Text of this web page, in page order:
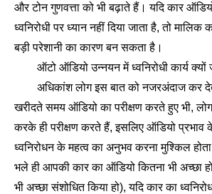
और टोन गुणवत्ता को भी बढ़ाते हैं। यदि कार
ध्वनिरोधी पर ध्यान नहीं दिया जाता है, तो
बड़ी परेशानी का कारण बन सकता है।
ऑटो ऑडियो उन्नयन में ध्वनिरोधी कार्य क्यों
अधिकांश लोग इस बात को नजरअंदाज कर
खरीदते समय ऑडियो का परीक्षण करते हुए भी,
करके ही परीक्षण करते हैं, इसलिए ऑडियो प्रभाव
ध्वनिरोधन के महत्व का अनुभव करना मुश्किल
भले ही आपकी कार का ऑडियो कितना भी अच्छा
भी अच्छा संशोधित किया हो), यदि कार का